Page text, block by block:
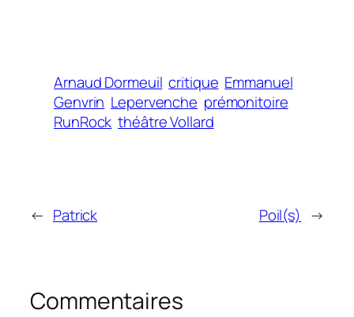
Arnaud Dormeuil critique Emmanuel
Genvrin Lepervenche prémonitoire
RunRock théâtre Vollard
← Patrick Poil(s) →
Commentaires